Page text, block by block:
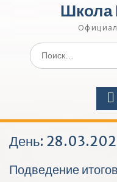
Школа
Поиск
по:
День:
Подведение